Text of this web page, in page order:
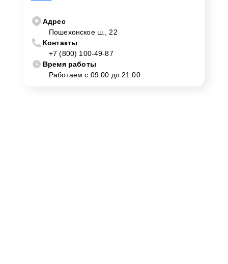
Адрес
Пошехонское ш., 22
Контакты
+7 (800) 100-49-87
Время работы
Работаем с 09:00 до 21:00